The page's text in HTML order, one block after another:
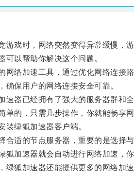
戏时，网络突然变得异常缓慢，
以帮助你解决这个问题。
络加速工具，通过优化网络连接
保用户的网络连接安全可靠。
器已经拥有了强大的服务器群和全
的，只需几步操作，你就能畅享网
绿狐加速器客户端。
适的节点服务器，重要的是选择
加速器就会自动进行网络加速，你
狐加速器还能提供更多的网络加速